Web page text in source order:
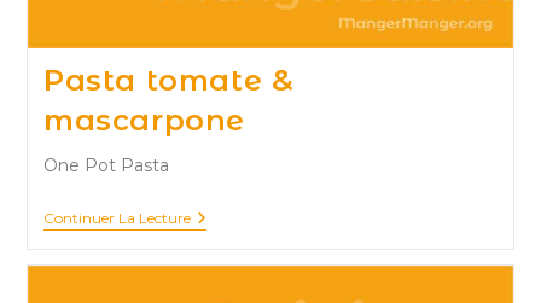
Pasta tomate &
mascarpone
One Pot Pasta
Continuer La LecturePasta